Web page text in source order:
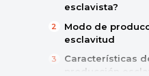
esclavista?
Modo de
esclavitud
Características
producción